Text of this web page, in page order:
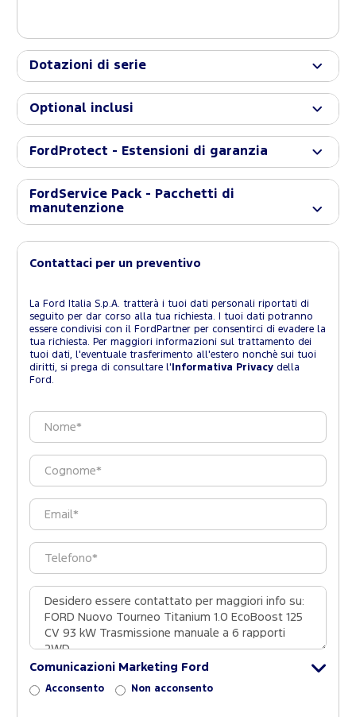
Dotazioni di serie
Optional inclusi
FordProtect - Estensioni di garanzia
FordService Pack - Pacchetti di
manutenzione
Contattaci per un preventivo
La Ford Italia S.p.A. tratterà i tuoi dati personali riportati di
seguito per dar corso alla tua richiesta. I tuoi dati potranno
essere condivisi con il FordPartner per consentirci di evadere la
tua richiesta. Per maggiori informazioni sul trattamento dei
tuoi dati, l'eventuale trasferimento all'estero nonchè sui tuoi
diritti, si prega di consultare l' Informativa Privacy della
Ford.
Comunicazioni Marketing Ford
Acconsento Non acconsento